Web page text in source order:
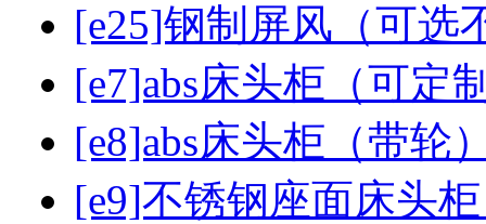
[e25]钢制屏风（可选
[e7]abs床头柜（可定
[e8]abs床头柜（带轮
[e9]不锈钢座面床头